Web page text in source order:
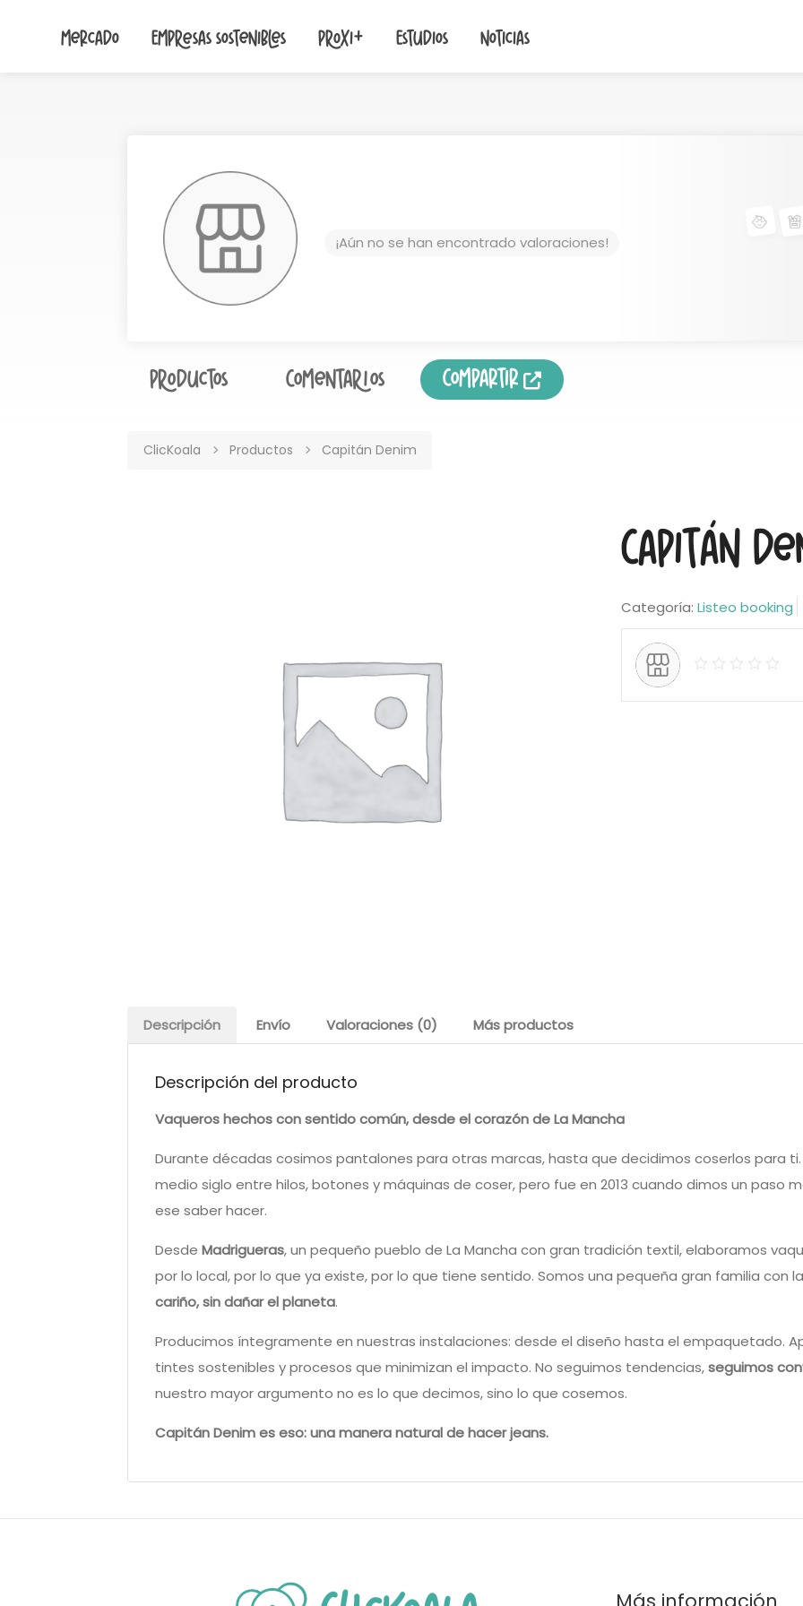
Mercado Empresas sostenibles Proxi+ Estudios Noticias
¡Aún no se han encontrado valoraciones!
Productos Comentarios Compartir
ClicKoala Productos Capitán Denim
Capitán
Categoría:Listeo booking
Descripción Envío Valoraciones (0) Más productos
Descripción del producto
Vaqueros hechos con sentido común, desde el corazón de La Mancha
Durante décadas cosimos pantalones para otras marcas, hasta que decidimos coserlos para
medio siglo entre hilos, botones y máquinas de coser, pero fue en 2013 cuando dimos un paso
ese saber hacer.
Desde Madrigueras, un pequeño pueblo de La Mancha con gran tradición textil, elaboramos
por lo local, por lo que ya existe, por lo que tiene sentido. Somos una pequeña gran familia con
cariño, sin dañar el planeta.
Producimos íntegramente en nuestras instalaciones: desde el diseño hasta el empaquetado.
tintes sostenibles y procesos que minimizan el impacto. No seguimos tendencias,seguimos
nuestro mayor argumento no es lo que decimos, sino lo que cosemos.
Capitán Denim es eso: una manera natural de hacer jeans.